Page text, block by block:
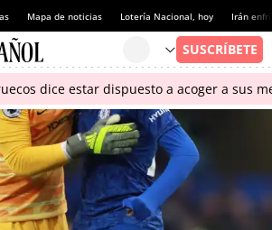
Mapa de noticias Lotería Nacional, hoy Irán
dice estar dispuesto a acoger a sus